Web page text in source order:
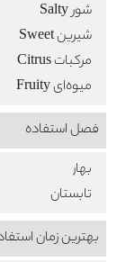
شور Salty
شیرین Sweet
مرکبات Citrus
میوه‌ای Fruity
فصل استفاده
بهار
تابستان
بهترین زمان